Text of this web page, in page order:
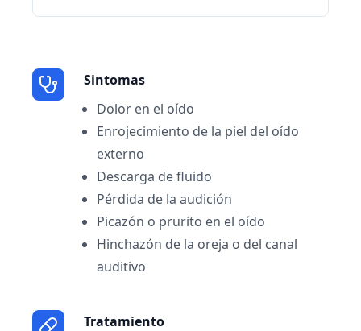
Sintomas
Dolor en el oído
Enrojecimiento de la piel del oído
externo
Descarga de fluido
Pérdida de la audición
Picazón o prurito en el oído
Hinchazón de la oreja o del canal
auditivo
Tratamiento